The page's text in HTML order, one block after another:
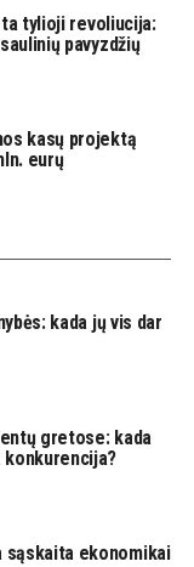
tylioji revoliucija:
pavyzdžių
kasų projektą
eurų
kada jų vis dar
gretose: kada
konkurencija?
sąskaita ekonomikai